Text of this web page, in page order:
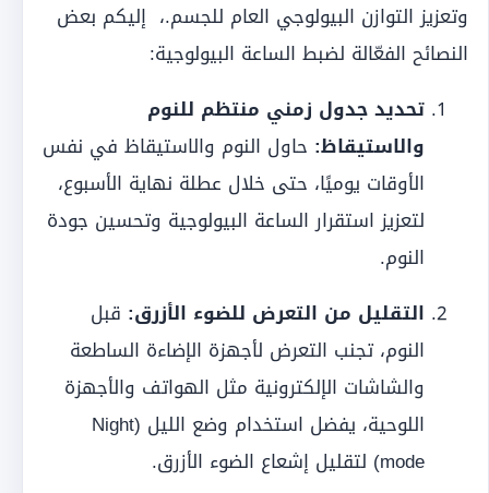
وتعزيز التوازن البيولوجي العام للجسم.، إليكم بعض
النصائح الفعّالة لضبط الساعة البيولوجية:
تحديد جدول زمني منتظم للنوم
والاستيقاظ: حاول النوم والاستيقاظ في نفس
الأوقات يوميًا، حتى خلال عطلة نهاية الأسبوع،
لتعزيز استقرار الساعة البيولوجية وتحسين جودة
النوم.
التقليل من التعرض للضوء الأزرق: قبل
النوم، تجنب التعرض لأجهزة الإضاءة الساطعة
والشاشات الإلكترونية مثل الهواتف والأجهزة
اللوحية، يفضل استخدام وضع الليل (Night
mode) لتقليل إشعاع الضوء الأزرق.